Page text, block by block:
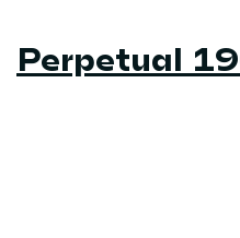
Perpetual